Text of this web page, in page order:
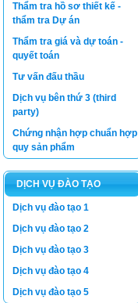
Thẩm tra hồ sơ thiết kế -
thẩm tra Dự án
Thẩm tra giá và dự toán -
quyết toán
Tư vấn đấu thầu
Dịch vụ bên thứ 3 (third
party)
Chứng nhận hợp chuẩn hợp
quy sản phẩm
DỊCH VỤ ĐÀO TẠO
Dịch vụ đào tạo 1
Dịch vụ đào tạo 2
Dịch vụ đào tạo 3
Dịch vụ đào tạo 4
Dịch vụ đào tạo 5